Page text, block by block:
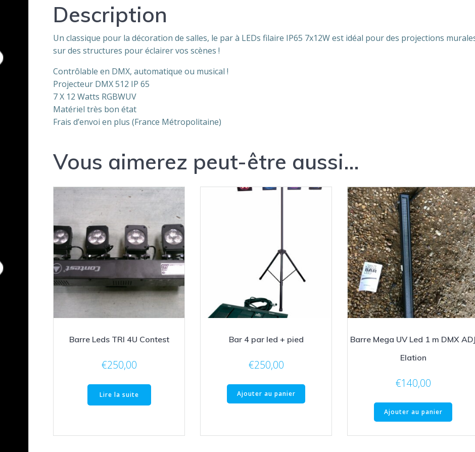
Description
Un classique pour la décoration de salles, le par à LEDs filaire IP65 7x12W est idéal pour des projections
sur des structures pour éclairer vos scènes !
Contrôlable en DMX, automatique ou musical !
Projecteur DMX 512 IP 65
7 X 12 Watts RGBWUV
Matériel très bon état
Frais d’envoi en plus (France Métropolitaine)
Vous aimerez peut-être aussi…
Barre Leds TRI 4U Contest
€250,00
Lire la suite
Bar 4 par led + pied
€250,00
Ajouter au panier
Barre Mega UV Led 1 m DMX ADJ
Elation
€140,00
Ajouter au panier